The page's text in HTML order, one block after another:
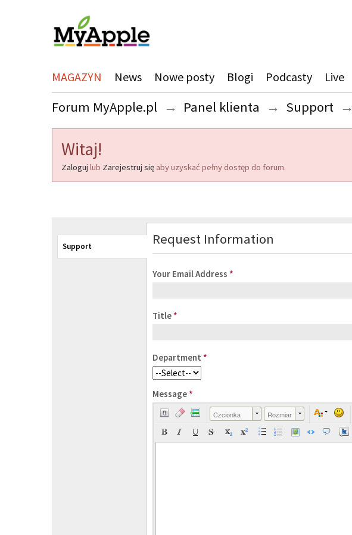
MAGAZYN News Nowe posty Blogi Podcasty Live
Forum MyApple.pl → Panel klienta → Support →
Witaj!
Zaloguj lub Zarejestruj się aby uzyskać pełny dostęp do forum.
Support Request Information
Your Email Address *
Title *
Department *
Message *
Czcionka Rozmiar